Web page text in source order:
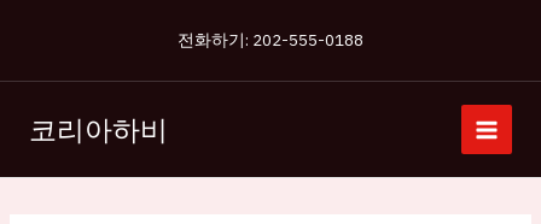
츠
너
전화하기: 202-555-0188
코리아하비